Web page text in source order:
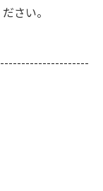
さい。